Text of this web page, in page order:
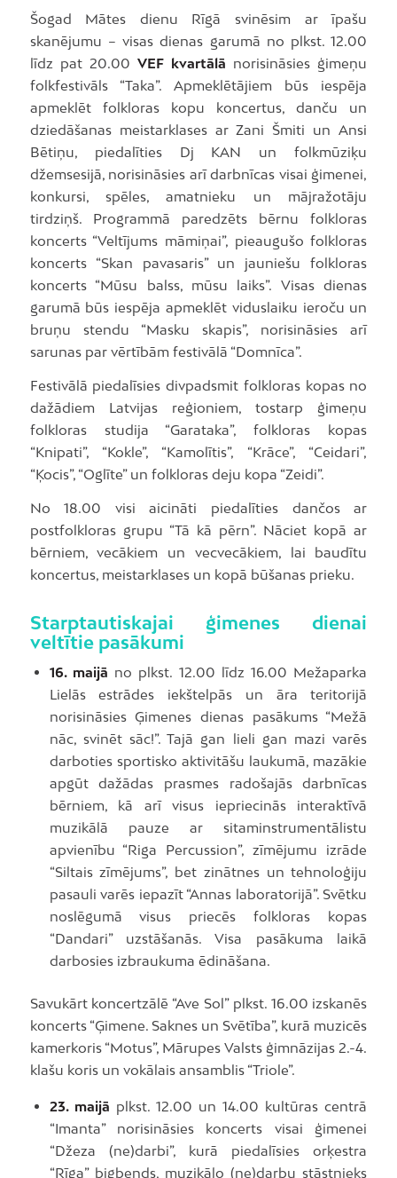
Šogad Mātes dienu Rīgā svinēsim ar īpašu
skanējumu – visas dienas garumā no plkst. 12.00
līdz pat 20.00 VEF kvartālā norisināsies ģimeņu
folkfestivāls “Taka”. Apmeklētājiem būs iespēja
apmeklēt folkloras kopu koncertus, danču un
dziedāšanas meistarklases ar Zani Šmiti un Ansi
Bētiņu, piedalīties Dj KAN un folkmūziķu
džemsesijā, norisināsies arī darbnīcas visai ģimenei,
konkursi, spēles, amatnieku un mājražotāju
tirdziņš. Programmā paredzēts bērnu folkloras
koncerts “Veltījums māmiņai”, pieaugušo folkloras
koncerts “Skan pavasaris” un jauniešu folkloras
koncerts “Mūsu balss, mūsu laiks”. Visas dienas
garumā būs iespēja apmeklēt viduslaiku ieroču un
bruņu stendu “Masku skapis”, norisināsies arī
sarunas par vērtībām festivālā “Domnīca”.
Festivālā piedalīsies divpadsmit folkloras kopas no
dažādiem Latvijas reģioniem, tostarp ģimeņu
folkloras studija “Garataka”, folkloras kopas
“Knipati”, “Kokle”, “Kamolītis”, “Krāce”, “Ceidari”,
“Ķocis”, “Oglīte” un folkloras deju kopa “Zeidi”.
No 18.00 visi aicināti piedalīties dančos ar
postfolkloras grupu “Tā kā pērn”. Nāciet kopā ar
bērniem, vecākiem un vecvecākiem, lai baudītu
koncertus, meistarklases un kopā būšanas prieku.
Starptautiskajai ģimenes dienai
veltītie pasākumi
16. maijā no plkst. 12.00 līdz 16.00 Mežaparka
Lielās estrādes iekštelpās un āra teritorijā
norisināsies Ģimenes dienas pasākums “Mežā
nāc, svinēt sāc!”. Tajā gan lieli gan mazi varēs
darboties sportisko aktivitāšu laukumā, mazākie
apgūt dažādas prasmes radošajās darbnīcas
bērniem, kā arī visus iepriecinās interaktīvā
muzikālā pauze ar sitaminstrumentālistu
apvienību “Riga Percussion”, zīmējumu izrāde
“Siltais zīmējums”, bet zinātnes un tehnoloģiju
pasauli varēs iepazīt “Annas laboratorijā”. Svētku
noslēgumā visus priecēs folkloras kopas
“Dandari” uzstāšanās. Visa pasākuma laikā
darbosies izbraukuma ēdināšana.
Savukārt koncertzālē “Ave Sol” plkst. 16.00 izskanēs
koncerts “Ģimene. Saknes un Svētība”, kurā muzicēs
kamerkoris “Motus”, Mārupes Valsts ģimnāzijas 2.-4.
klašu koris un vokālais ansamblis “Triole”.
23. maijā plkst. 12.00 un 14.00 kultūras centrā
“Imanta” norisināsies koncerts visai ģimenei
“Džeza (ne)darbi”, kurā piedalīsies orķestra
“Rīga” bigbends, muzikālo (ne)darbu stāstnieks